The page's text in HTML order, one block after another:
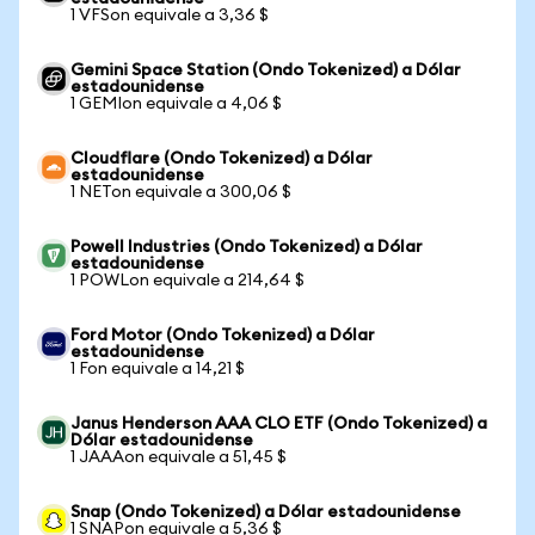
1 VFSon equivale a 3,36 $
Gemini Space Station (Ondo Tokenized) a Dólar
estadounidense
1 GEMIon equivale a 4,06 $
Cloudflare (Ondo Tokenized) a Dólar
estadounidense
1 NETon equivale a 300,06 $
Powell Industries (Ondo Tokenized) a Dólar
estadounidense
1 POWLon equivale a 214,64 $
Ford Motor (Ondo Tokenized) a Dólar
estadounidense
1 Fon equivale a 14,21 $
Janus Henderson AAA CLO ETF (Ondo Tokenized) a
Dólar estadounidense
1 JAAAon equivale a 51,45 $
Snap (Ondo Tokenized) a Dólar estadounidense
1 SNAPon equivale a 5,36 $